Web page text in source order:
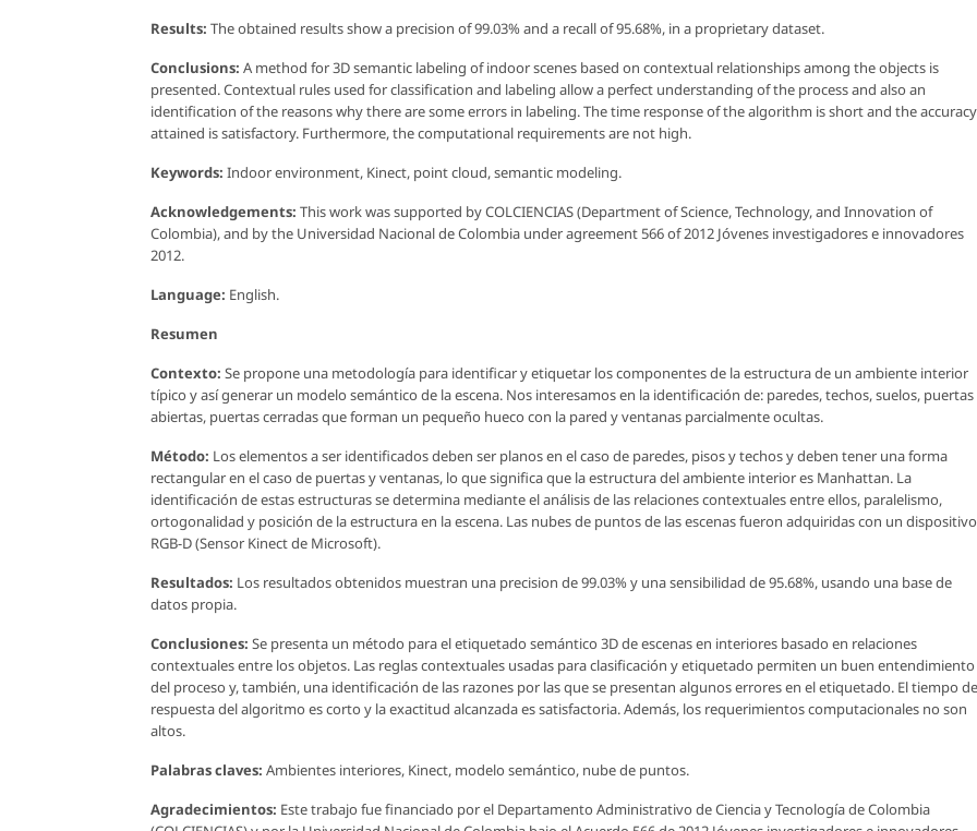
Results: The obtained results show a precision of 99.03% and a recall of 95.68%, in a proprietary dataset.
Conclusions: A method for 3D semantic labeling of indoor scenes based on contextual relationships among the objects is
presented. Contextual rules used for classification and labeling allow a perfect understanding of the process and also an
identification of the reasons why there are some errors in labeling. The time response of the algorithm is short and the accuracy
attained is satisfactory. Furthermore, the computational requirements are not high.
Keywords: Indoor environment, Kinect, point cloud, semantic modeling.
Acknowledgements: This work was supported by COLCIENCIAS (Department of Science, Technology, and Innovation of
Colombia), and by the Universidad Nacional de Colombia under agreement 566 of 2012 Jóvenes investigadores e innovadores
2012.
Language: English.
Resumen
Contexto: Se propone una metodología para identificar y etiquetar los componentes de la estructura de un ambiente interior
típico y así generar un modelo semántico de la escena. Nos interesamos en la identificación de: paredes, techos, suelos, puertas
abiertas, puertas cerradas que forman un pequeño hueco con la pared y ventanas parcialmente ocultas.
Método: Los elementos a ser identificados deben ser planos en el caso de paredes, pisos y techos y deben tener una forma
rectangular en el caso de puertas y ventanas, lo que significa que la estructura del ambiente interior es Manhattan. La
identificación de estas estructuras se determina mediante el análisis de las relaciones contextuales entre ellos, paralelismo,
ortogonalidad y posición de la estructura en la escena. Las nubes de puntos de las escenas fueron adquiridas con un dispositivo
RGB-D (Sensor Kinect de Microsoft).
Resultados: Los resultados obtenidos muestran una precision de 99.03% y una sensibilidad de 95.68%, usando una base de
datos propia.
Conclusiones: Se presenta un método para el etiquetado semántico 3D de escenas en interiores basado en relaciones
contextuales entre los objetos. Las reglas contextuales usadas para clasificación y etiquetado permiten un buen entendimiento
del proceso y, también, una identificación de las razones por las que se presentan algunos errores en el etiquetado. El tiempo de
respuesta del algoritmo es corto y la exactitud alcanzada es satisfactoria. Además, los requerimientos computacionales no son
altos.
Palabras claves: Ambientes interiores, Kinect, modelo semántico, nube de puntos.
Agradecimientos: Este trabajo fue financiado por el Departamento Administrativo de Ciencia y Tecnología de Colombia